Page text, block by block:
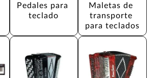
Pedales para
teclado
Maletas de
transporte
para teclados